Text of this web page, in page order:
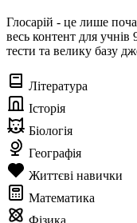
Глосарій - це лише
весь контент для учнів
тести та велику базу
Література
Історія
Біологія
Географія
Життєві навички
Математика
Фізика